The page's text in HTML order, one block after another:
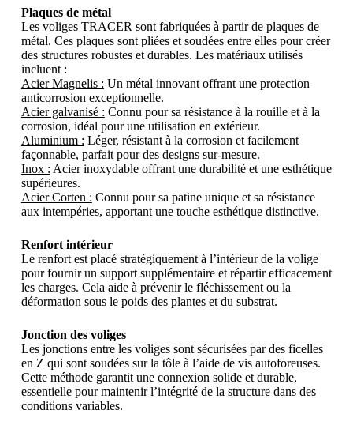
Plaques de métal
Les voliges TRACER sont fabriquées à partir de plaques de
métal. Ces plaques sont pliées et soudées entre elles pour créer
des structures robustes et durables. Les matériaux utilisés
incluent :
Acier Magnelis : Un métal innovant offrant une protection
anticorrosion exceptionnelle.
Acier galvanisé : Connu pour sa résistance à la rouille et à la
corrosion, idéal pour une utilisation en extérieur.
Aluminium : Léger, résistant à la corrosion et facilement
façonnable, parfait pour des designs sur-mesure.
Inox : Acier inoxydable offrant une durabilité et une esthétique
supérieures.
Acier Corten : Connu pour sa patine unique et sa résistance
aux intempéries, apportant une touche esthétique distinctive.
Renfort intérieur
Le renfort est placé stratégiquement à l’intérieur de la volige
pour fournir un support supplémentaire et répartir efficacement
les charges. Cela aide à prévenir le fléchissement ou la
déformation sous le poids des plantes et du substrat.
Jonction des voliges
Les jonctions entre les voliges sont sécurisées par des ficelles
en Z qui sont soudées sur la tôle à l’aide de vis autoforeuses.
Cette méthode garantit une connexion solide et durable,
essentielle pour maintenir l’intégrité de la structure dans des
conditions variables.